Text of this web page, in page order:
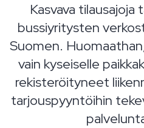
Kasvava tilausajoja
bussiyritysten
Suomen.
vain kyseiselle
rekisteröityneet
tarjouspyyntöihin